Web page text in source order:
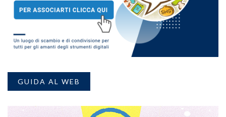
GUIDA AL WEB